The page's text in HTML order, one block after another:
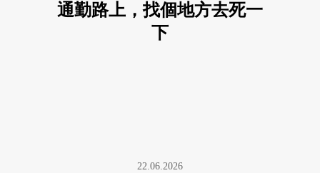
通勤路上，找個地方去死一
下
22.06.2026